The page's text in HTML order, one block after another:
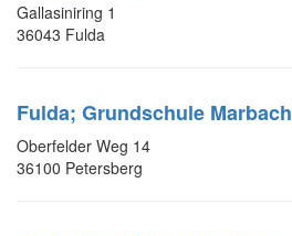
Gallasiniring 1
36043 Fulda
Fulda; Grundschule Marbach
Oberfelder Weg 14
36100 Petersberg